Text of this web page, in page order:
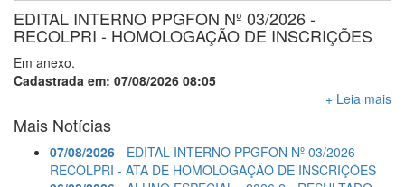
EDITAL INTERNO PPGFON Nº 03/2026 -
RECOLPRI - HOMOLOGAÇÃO DE INSCRIÇÕES
Em anexo.
Cadastrada em: 07/08/2026 08:05
+ Leia mais
Mais Notícias
07/08/2026 - EDITAL INTERNO PPGFON Nº 03/2026 -
RECOLPRI - ATA DE HOMOLOGAÇÃO DE INSCRIÇÕES